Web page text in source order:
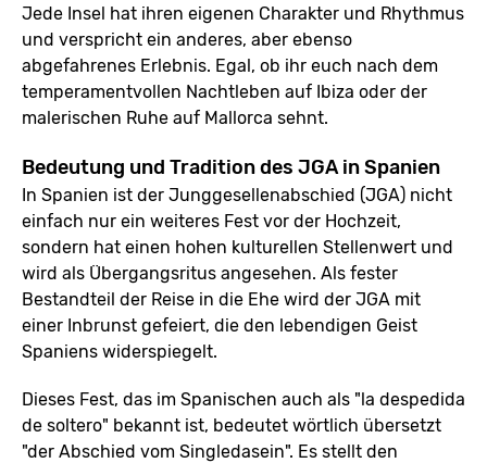
Jede Insel hat ihren eigenen Charakter und Rhythmus
und verspricht ein anderes, aber ebenso
abgefahrenes Erlebnis. Egal, ob ihr euch nach dem
temperamentvollen Nachtleben auf Ibiza oder der
malerischen Ruhe auf Mallorca sehnt.
Bedeutung und Tradition des JGA in Spanien
In Spanien ist der Junggesellenabschied (JGA) nicht
einfach nur ein weiteres Fest vor der Hochzeit,
sondern hat einen hohen kulturellen Stellenwert und
wird als Übergangsritus angesehen. Als fester
Bestandteil der Reise in die Ehe wird der JGA mit
einer Inbrunst gefeiert, die den lebendigen Geist
Spaniens widerspiegelt.
Dieses Fest, das im Spanischen auch als "la despedida
de soltero" bekannt ist, bedeutet wörtlich übersetzt
"der Abschied vom Singledasein". Es stellt den